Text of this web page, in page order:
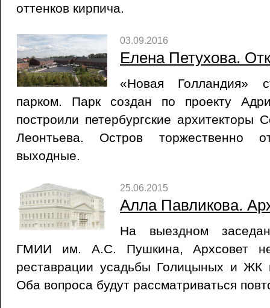
оттенков кирпича.
03.09.2016
Елена Петухова.
«Новая Голландия»
парком. Парк создан по проекту
построили петербургские архитекторы
Леонтьева. Остров торжественно
выходные.
25.06.2015
Алла Павликова.
На выездном
ГМИИ им. А.С. Пушкина, Архсовет
реставрации усадьбы Голицыных и ЖК
Оба вопроса будут рассматриваться